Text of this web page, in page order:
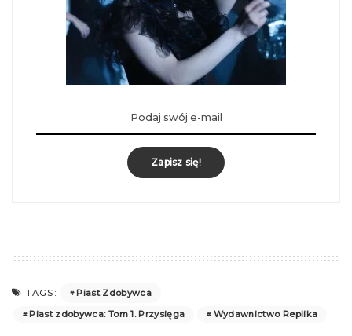
Zapisz się!
TAGS:
Piast Zdobywca
Piast zdobywca: Tom 1. Przysięga
Wydawnictwo Replika